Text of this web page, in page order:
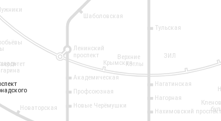
Академическая
Профсоюзная
Новые Черёмушки
Нагатинская
Нагорная
Нахимовский проспект
ЗИЛ
Верхние
Котлы
Крымская
Ленинский
проспект
Шаболовская
Тульская
Новаторская